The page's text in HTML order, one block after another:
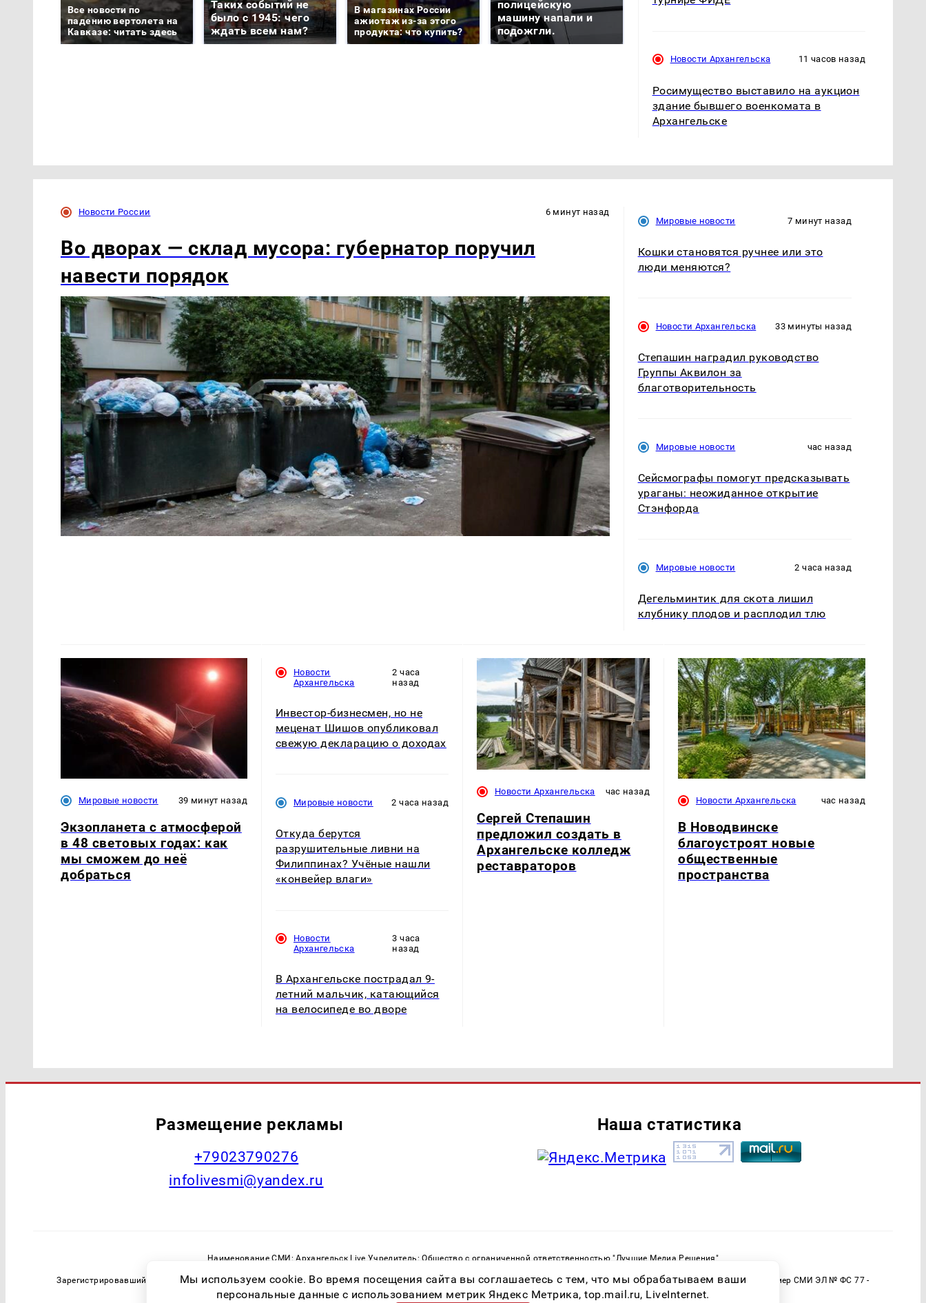
Все новости по
падению вертолета на
Кавказе: читать здесь
Таких событий не
было с 1945: чего
ждать всем нам?
В магазинах России
ажиотаж из-за этого
продукта: что купить?
полицейскую
машину напали и
подожгли.
Где будет встреча
Новости Архангельска 11 часов назад
Росимущество выставило на аукцион
здание бывшего военкомата в
Архангельске
Новости России 6 минут назад
Во дворах — склад мусора: губернатор поручил
навести порядок
Мировые новости 7 минут назад
Кошки становятся ручнее или это
люди меняются?
Новости Архангельска 33 минуты назад
Степашин наградил руководство
Группы Аквилон за
благотворительность
Мировые новости час назад
Сейсмографы помогут предсказывать
ураганы: неожиданное открытие
Стэнфорда
Мировые новости 2 часа назад
Дегельминтик для скота лишил
клубнику плодов и расплодил тлю
Мировые новости 39 минут назад
Экзопланета с атмосферой
в 48 световых годах: как
мы сможем до неё
добраться
Новости
Архангельска
2 часа
назад
Инвестор-бизнесмен, но не
меценат Шишов опубликовал
свежую декларацию о доходах
Мировые новости 2 часа назад
Откуда берутся
разрушительные ливни на
Филиппинах? Учёные нашли
«конвейер влаги»
Новости
Архангельска
3 часа
назад
В Архангельске пострадал 9-
летний мальчик, катающийся
на велосипеде во дворе
Новости Архангельска час назад
Сергей Степашин
предложил создать в
Архангельске колледж
реставраторов
Новости Архангельска час назад
В Новодвинске
благоустроят новые
общественные
пространства
Размещение рекламы
+79023790276
infolivesmi@yandex.ru
Наша статистика
Наименование СМИ: Архангельск Live Учредитель: Общество с ограниченной ответственностью "Лучшие Медиа Решения"
Зарегистрировавший орган: Федеральная служба по надзору в сфере связи, информационных технологий и массовых коммуникаций (Роскомнадзор) Регистрационный номер СМИ ЭЛ № ФС 77 -
82533 от 21.01.2022
Мы используем cookie. Во время посещения сайта вы соглашаетесь с тем, что мы обрабатываем ваши
персональные данные с использованием метрик Яндекс Метрика, top.mail.ru, LiveInternet.